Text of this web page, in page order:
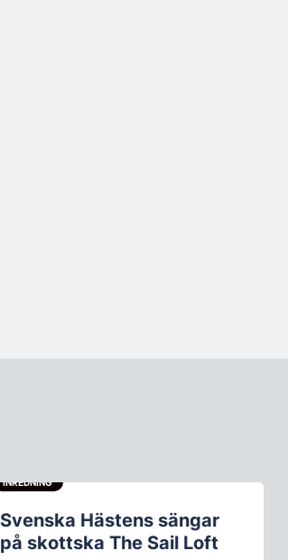
INREDNING
Svenska Hästens sängar
på skottska The Sail Loft